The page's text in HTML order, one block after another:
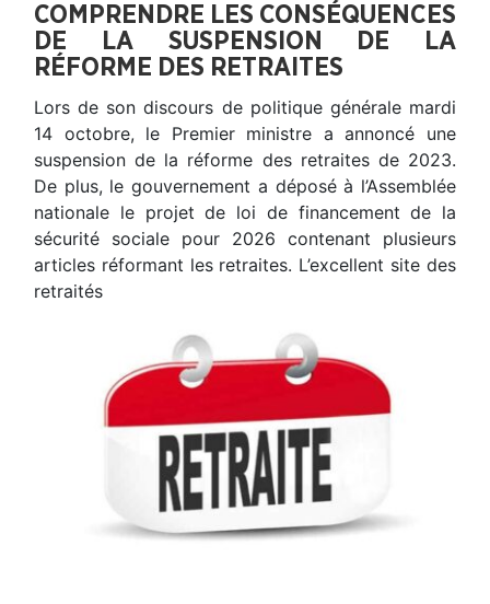
COMPRENDRE LES CONSÉQUENCES
DE LA SUSPENSION DE LA
RÉFORME DES RETRAITES
Lors de son discours de politique générale mardi
14 octobre, le Premier ministre a annoncé une
suspension de la réforme des retraites de 2023.
De plus, le gouvernement a déposé à l’Assemblée
nationale le projet de loi de financement de la
sécurité sociale pour 2026 contenant plusieurs
articles réformant les retraites. L’excellent site des
retraités